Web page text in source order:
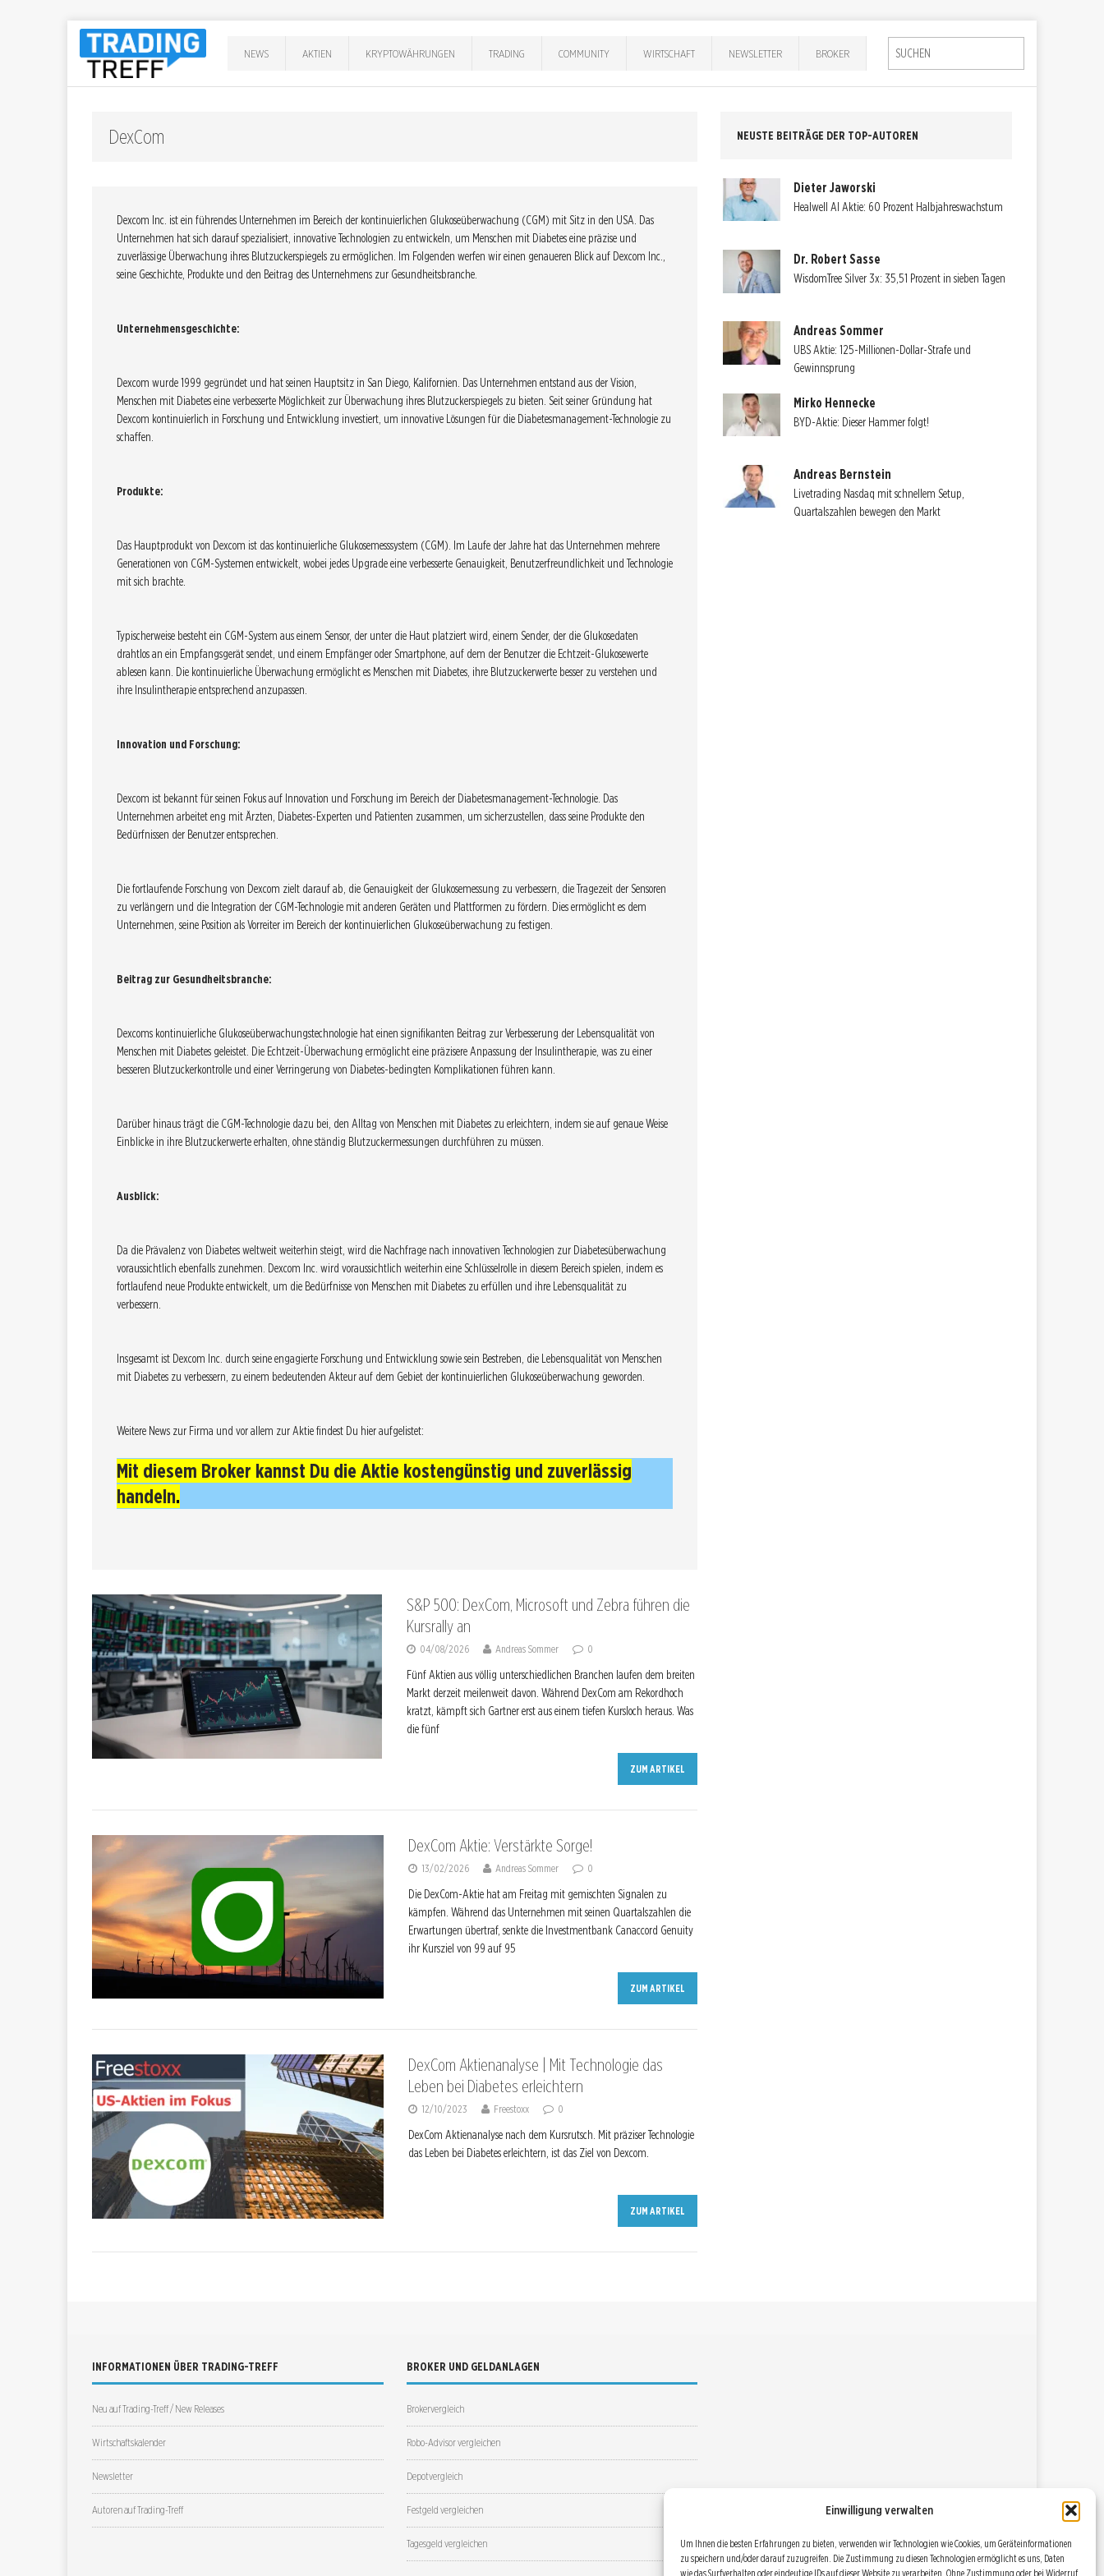
Einwilligung verwalten
Um Ihnen die besten Erfahrungen zu bieten, verwenden wir Technologien wie Cookies, um Geräteinformationen
zu speichern und/oder darauf zuzugreifen. Die Zustimmung zu diesen Technologien ermöglicht es uns, Daten
wie das Surfverhalten oder eindeutige IDs auf dieser Website zu verarbeiten. Ohne Zustimmung oder bei Widerruf
NEWS AKTIEN KRYPTOWÄHRUNGEN TRADING COMMUNITY WIRTSCHAFT NEWSLETTER BROKER
DexCom
Dexcom Inc. ist ein führendes Unternehmen im Bereich der kontinuierlichen Glukoseüberwachung (CGM) mit Sitz in den USA. Das
Unternehmen hat sich darauf spezialisiert, innovative Technologien zu entwickeln, um Menschen mit Diabetes eine präzise und
zuverlässige Überwachung ihres Blutzuckerspiegels zu ermöglichen. Im Folgenden werfen wir einen genaueren Blick auf Dexcom Inc.,
seine Geschichte, Produkte und den Beitrag des Unternehmens zur Gesundheitsbranche.
Unternehmensgeschichte:
Dexcom wurde 1999 gegründet und hat seinen Hauptsitz in San Diego, Kalifornien. Das Unternehmen entstand aus der Vision,
Menschen mit Diabetes eine verbesserte Möglichkeit zur Überwachung ihres Blutzuckerspiegels zu bieten. Seit seiner Gründung hat
Dexcom kontinuierlich in Forschung und Entwicklung investiert, um innovative Lösungen für die Diabetesmanagement-Technologie zu
schaffen.
Produkte:
Das Hauptprodukt von Dexcom ist das kontinuierliche Glukosemesssystem (CGM). Im Laufe der Jahre hat das Unternehmen mehrere
Generationen von CGM-Systemen entwickelt, wobei jedes Upgrade eine verbesserte Genauigkeit, Benutzerfreundlichkeit und Technologie
mit sich brachte.
Typischerweise besteht ein CGM-System aus einem Sensor, der unter die Haut platziert wird, einem Sender, der die Glukosedaten
drahtlos an ein Empfangsgerät sendet, und einem Empfänger oder Smartphone, auf dem der Benutzer die Echtzeit-Glukosewerte
ablesen kann. Die kontinuierliche Überwachung ermöglicht es Menschen mit Diabetes, ihre Blutzuckerwerte besser zu verstehen und
ihre Insulintherapie entsprechend anzupassen.
Innovation und Forschung:
Dexcom ist bekannt für seinen Fokus auf Innovation und Forschung im Bereich der Diabetesmanagement-Technologie. Das
Unternehmen arbeitet eng mit Ärzten, Diabetes-Experten und Patienten zusammen, um sicherzustellen, dass seine Produkte den
Bedürfnissen der Benutzer entsprechen.
Die fortlaufende Forschung von Dexcom zielt darauf ab, die Genauigkeit der Glukosemessung zu verbessern, die Tragezeit der Sensoren
zu verlängern und die Integration der CGM-Technologie mit anderen Geräten und Plattformen zu fördern. Dies ermöglicht es dem
Unternehmen, seine Position als Vorreiter im Bereich der kontinuierlichen Glukoseüberwachung zu festigen.
Beitrag zur Gesundheitsbranche:
Dexcoms kontinuierliche Glukoseüberwachungstechnologie hat einen signifikanten Beitrag zur Verbesserung der Lebensqualität von
Menschen mit Diabetes geleistet. Die Echtzeit-Überwachung ermöglicht eine präzisere Anpassung der Insulintherapie, was zu einer
besseren Blutzuckerkontrolle und einer Verringerung von Diabetes-bedingten Komplikationen führen kann.
Darüber hinaus trägt die CGM-Technologie dazu bei, den Alltag von Menschen mit Diabetes zu erleichtern, indem sie auf genaue Weise
Einblicke in ihre Blutzuckerwerte erhalten, ohne ständig Blutzuckermessungen durchführen zu müssen.
Ausblick:
Da die Prävalenz von Diabetes weltweit weiterhin steigt, wird die Nachfrage nach innovativen Technologien zur Diabetesüberwachung
voraussichtlich ebenfalls zunehmen. Dexcom Inc. wird voraussichtlich weiterhin eine Schlüsselrolle in diesem Bereich spielen, indem es
fortlaufend neue Produkte entwickelt, um die Bedürfnisse von Menschen mit Diabetes zu erfüllen und ihre Lebensqualität zu
verbessern.
Insgesamt ist Dexcom Inc. durch seine engagierte Forschung und Entwicklung sowie sein Bestreben, die Lebensqualität von Menschen
mit Diabetes zu verbessern, zu einem bedeutenden Akteur auf dem Gebiet der kontinuierlichen Glukoseüberwachung geworden.
Weitere News zur Firma und vor allem zur Aktie findest Du hier aufgelistet:
Mit diesem Broker kannst Du die Aktie kostengünstig und zuverlässig
handeln.
S&P 500: DexCom, Microsoft und Zebra führen die
Kursrally an
04/08/2026 Andreas Sommer 0
Fünf Aktien aus völlig unterschiedlichen Branchen laufen dem breiten
Markt derzeit meilenweit davon. Während DexCom am Rekordhoch
kratzt, kämpft sich Gartner erst aus einem tiefen Kursloch heraus. Was
die fünf
ZUM ARTIKEL
DexCom Aktie: Verstärkte Sorge!
13/02/2026 Andreas Sommer 0
Die DexCom-Aktie hat am Freitag mit gemischten Signalen zu
kämpfen. Während das Unternehmen mit seinen Quartalszahlen die
Erwartungen übertraf, senkte die Investmentbank Canaccord Genuity
ihr Kursziel von 99 auf 95
ZUM ARTIKEL
DexCom Aktienanalyse | Mit Technologie das
Leben bei Diabetes erleichtern
12/10/2023 Freestoxx 0
DexCom Aktienanalyse nach dem Kursrutsch. Mit präziser Technologie
das Leben bei Diabetes erleichtern, ist das Ziel von Dexcom.
ZUM ARTIKEL
NEUSTE BEITRÄGE DER TOP-AUTOREN
Dieter Jaworski
Healwell AI Aktie: 60 Prozent Halbjahreswachstum
Dr. Robert Sasse
WisdomTree Silver 3x: 35,51 Prozent in sieben Tagen
Andreas Sommer
UBS Aktie: 125-Millionen-Dollar-Strafe und
Gewinnsprung
Mirko Hennecke
BYD-Aktie: Dieser Hammer folgt!
Andreas Bernstein
Livetrading Nasdaq mit schnellem Setup,
Quartalszahlen bewegen den Markt
INFORMATIONEN ÜBER TRADING-TREFF
Neu auf Trading-Treff / New Releases
Wirtschaftskalender
Newsletter
Autoren auf Trading-Treff
BROKER UND GELDANLAGEN
Brokervergleich
Robo-Advisor vergleichen
Depotvergleich
Festgeld vergleichen
Tagesgeld vergleichen